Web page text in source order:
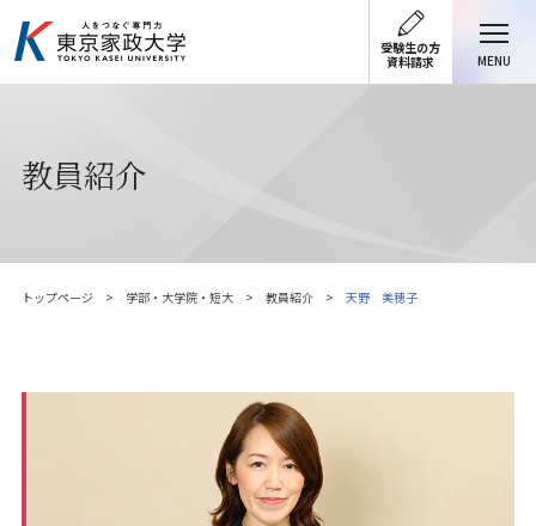
受験生の方
資料請求
MENU
教員紹介
トップページ 学部・大学院・短大 教員紹介 天野 美穂子